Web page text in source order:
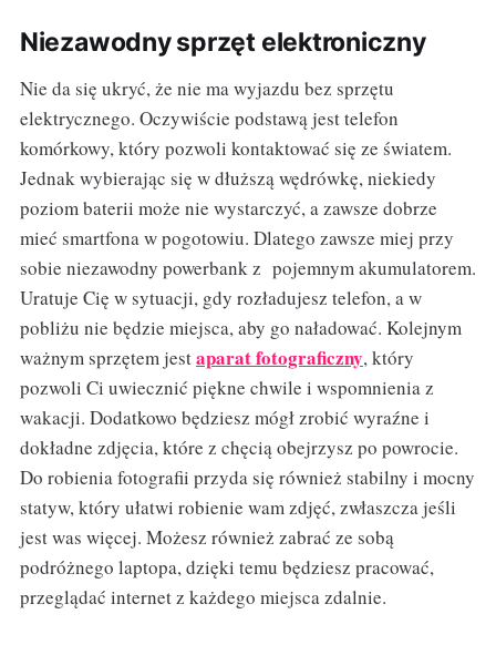
Niezawodny sprzęt elektroniczny
Nie da się ukryć, że nie ma wyjazdu bez sprzętu
elektrycznego. Oczywiście podstawą jest telefon
komórkowy, który pozwoli kontaktować się ze światem.
Jednak wybierając się w dłuższą wędrówkę, niekiedy
poziom baterii może nie wystarczyć, a zawsze dobrze
mieć smartfona w pogotowiu. Dlatego zawsze miej przy
sobie niezawodny powerbank z pojemnym akumulatorem.
Uratuje Cię w sytuacji, gdy rozładujesz telefon, a w
pobliżu nie będzie miejsca, aby go naładować. Kolejnym
ważnym sprzętem jestaparat fotograficzny, który
pozwoli Ci uwiecznić piękne chwile i wspomnienia z
wakacji. Dodatkowo będziesz mógł zrobić wyraźne i
dokładne zdjęcia, które z chęcią obejrzysz po powrocie.
Do robienia fotografii przyda się również stabilny i mocny
statyw, który ułatwi robienie wam zdjęć, zwłaszcza jeśli
jest was więcej. Możesz również zabrać ze sobą
podróżnego laptopa, dzięki temu będziesz pracować,
przeglądać internet z każdego miejsca zdalnie.